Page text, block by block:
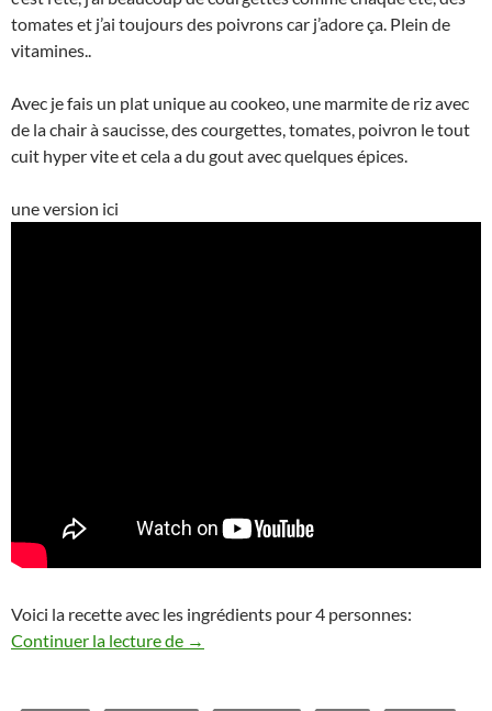
tomates et j’ai toujours des poivrons car j’adore ça. Plein de
vitamines..
Avec je fais un plat unique au cookeo, une marmite de riz avec
de la chair à saucisse, des courgettes, tomates, poivron le tout
cuit hyper vite et cela a du gout avec quelques épices.
une version ici
Voici la recette avec les ingrédients pour 4 personnes:
Continuer la lecture de marmite de riz, chair à saucisses et
→